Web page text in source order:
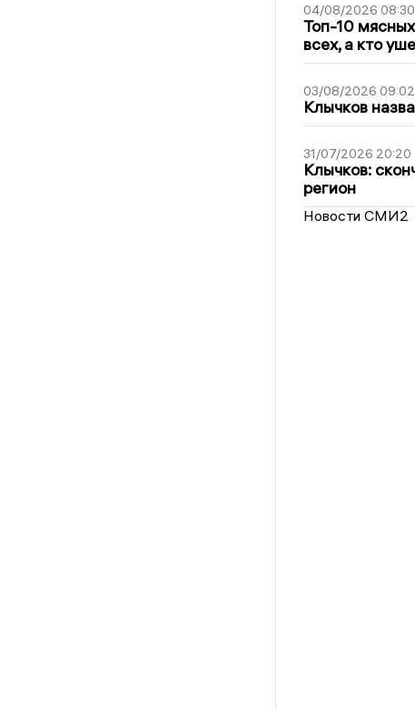
04/08/2026 08:30
Топ-10
всех, а кто
03/08/2026 09:02
Клычков
31/07/2026 20:20
Клычков:
регион
Новости СМИ2